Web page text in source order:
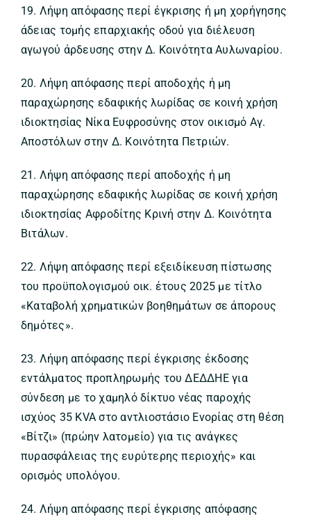
19. Λήψη απόφασης περί έγκρισης ή μη χορήγησης
άδειας τομής επαρχιακής οδού για διέλευση
αγωγού άρδευσης στην Δ. Κοινότητα Αυλωναρίου.
20. Λήψη απόφασης περί αποδοχής ή μη
παραχώρησης εδαφικής λωρίδας σε κοινή χρήση
ιδιοκτησίας Νίκα Ευφροσύνης στον οικισμό Αγ.
Αποστόλων στην Δ. Κοινότητα Πετριών.
21. Λήψη απόφασης περί αποδοχής ή μη
παραχώρησης εδαφικής λωρίδας σε κοινή χρήση
ιδιοκτησίας Αφροδίτης Κρινή στην Δ. Κοινότητα
Βιτάλων.
22. Λήψη απόφασης περί εξειδίκευση πίστωσης
του προϋπολογισμού οικ. έτους 2025 με τίτλο
«Καταβολή χρηματικών βοηθημάτων σε άπορους
δημότες».
23. Λήψη απόφασης περί έγκρισης έκδοσης
εντάλματος προπληρωμής του ΔΕΔΔΗΕ για
σύνδεση με το χαμηλό δίκτυο νέας παροχής
ισχύος 35 KVA στο αντλιοστάσιο Ενορίας στη θέση
«Βίτζι» (πρώην λατομείο) για τις ανάγκες
πυρασφάλειας της ευρύτερης περιοχής» και
ορισμός υπολόγου.
24. Λήψη απόφασης περί έγκρισης απόφασης